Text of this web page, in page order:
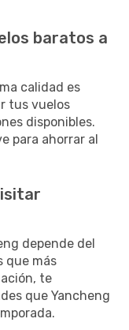
baratos a
calidad es
tus vuelos
disponibles.
para ahorrar al
depende del
que más
te
que Yancheng